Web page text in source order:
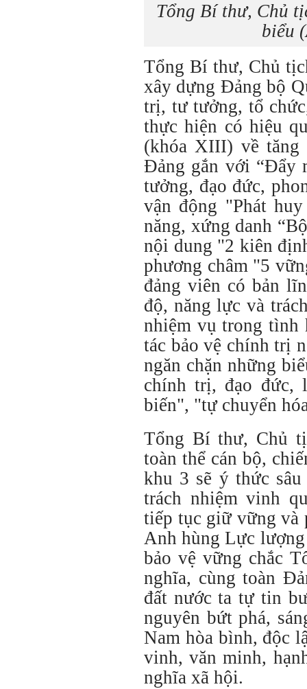
Tổng Bí thư, Chủ
biểu
Tổng Bí thư, Chủ
xây dựng Đảng bộ
trị, tư tưởng, tổ
thực hiện có hiệu
(khóa XIII) về tăng
Đảng gắn với “Đẩy
tưởng, đạo đức,
vận động "Phát
năng, xứng danh
nội dung "2 kiên
phương châm "5
đảng viên có bản
độ, năng lực và
nhiệm vụ trong tình
tác bảo vệ chính trị
ngăn chặn những
chính trị, đạo đức,
biến", "tự chuyển
Tổng Bí thư, Chủ
toàn thể cán bộ,
khu 3 sẽ ý thức
trách nhiệm vinh
tiếp tục giữ vững và
Anh hùng Lực lượng
bảo vệ vững chắc
nghĩa, cùng toàn
đất nước ta tự tin
nguyên bứt phá,
Nam hòa bình, độc
vinh, văn minh,
nghĩa xã hội.